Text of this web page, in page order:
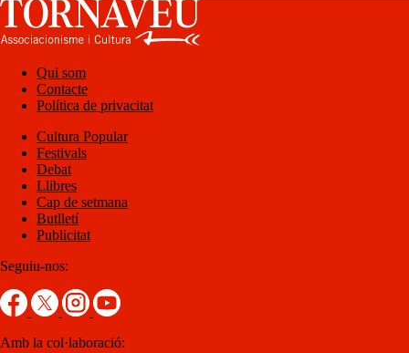
Qui som
Contacte
Política de privacitat
Cultura Popular
Festivals
Debat
Llibres
Cap de setmana
Butlletí
Publicitat
Seguiu-nos:
Amb la col·laboració: